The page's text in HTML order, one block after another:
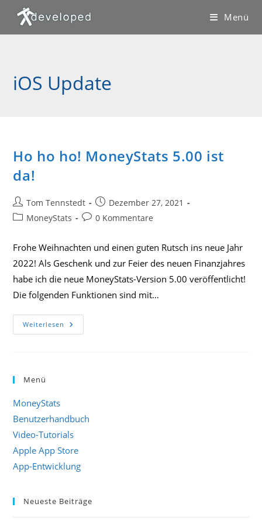
Inhalt
springen
Menü
iOS Update
Ho ho ho! MoneyStats 5.00 ist
da!
Beitrags-
Autor:
Tom Tennstedt
Beitrag
veröffentlicht:
Dezember 27, 2021
Beitrags-
MoneyStats
Beitrags-
0 Kommentare
Frohe Weihnachten und einen guten Rutsch ins neue Jahr
2022! Als Geschenk und zur Feier des neuen Finanzjahres
habe ich die neue MoneyStats-Version 5.00 veröffentlicht!
Die folgenden Funktionen sind mit…
Weiterlesen Ho
Ho
Menü
MoneyStats
Benutzerhandbuch
Video-Tutorials
Apple App Store
App-Entwicklung
Neueste Beiträge